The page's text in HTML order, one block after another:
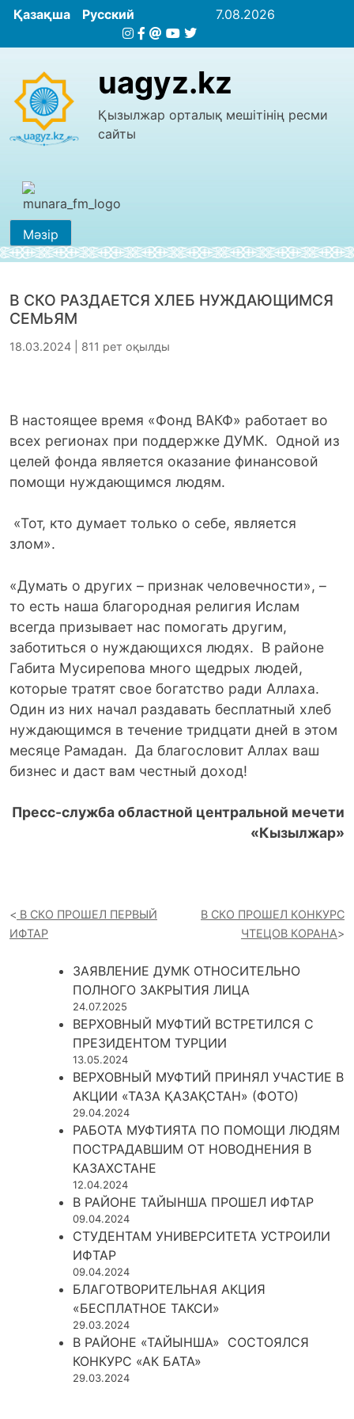
Қазақша Русский 7.08.2026
uagyz.kz
Қызылжар орталық мешітінің ресми
сайты
Мәзір
В СКО РАЗДАЕТСЯ ХЛЕБ НУЖДАЮЩИМСЯ
СЕМЬЯМ
18.03.2024 | 811 рет оқылды
В настоящее время «Фонд ВАКФ» работает во
всех регионах при поддержке ДУМК. Одной из
целей фонда является оказание финансовой
помощи нуждающимся людям.
«Тот, кто думает только о себе, является
злом».
«Думать о других – признак человечности», –
то есть наша благородная религия Ислам
всегда призывает нас помогать другим,
заботиться о нуждающихся людях. В районе
Габита Мусирепова много щедрых людей,
которые тратят свое богатство ради Аллаха.
Один из них начал раздавать бесплатный хлеб
нуждающимся в течение тридцати дней в этом
месяце Рамадан. Да благословит Аллах ваш
бизнес и даст вам честный доход!
Пресс-служба областной центральной мечети
«Кызылжар»
В СКО ПРОШЕЛ ПЕРВЫЙ
ИФТАР
В СКО ПРОШЕЛ КОНКУРС
ЧТЕЦОВ КОРАНА
ЗАЯВЛЕНИЕ ДУМК ОТНОСИТЕЛЬНО
ПОЛНОГО ЗАКРЫТИЯ ЛИЦА
24.07.2025
ВЕРХОВНЫЙ МУФТИЙ ВСТРЕТИЛСЯ С
ПРЕЗИДЕНТОМ ТУРЦИИ
13.05.2024
ВЕРХОВНЫЙ МУФТИЙ ПРИНЯЛ УЧАСТИЕ В
АКЦИИ «ТАЗА ҚАЗАҚСТАН» (ФОТО)
29.04.2024
РАБОТА МУФТИЯТА ПО ПОМОЩИ ЛЮДЯМ
ПОСТРАДАВШИМ ОТ НОВОДНЕНИЯ В
КАЗАХСТАНЕ
12.04.2024
В РАЙОНЕ ТАЙЫНША ПРОШЕЛ ИФТАР
09.04.2024
СТУДЕНТАМ УНИВЕРСИТЕТА УСТРОИЛИ
ИФТАР
09.04.2024
БЛАГОТВОРИТЕЛЬНАЯ АКЦИЯ
«БЕСПЛАТНОЕ ТАКСИ»
29.03.2024
В РАЙОНЕ «ТАЙЫНША» СОСТОЯЛСЯ
КОНКУРС «АК БАТА»
29.03.2024